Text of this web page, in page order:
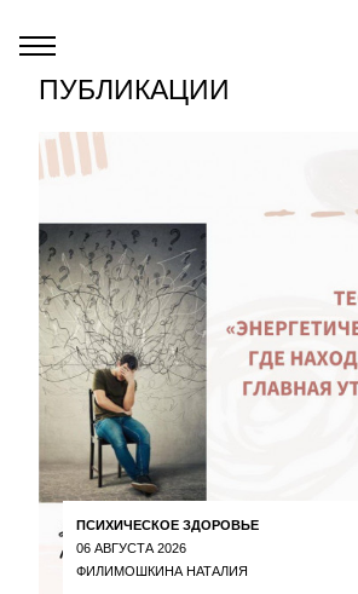
ПУБЛИКАЦИИ
ПСИХИЧЕСКОЕ ЗДОРОВЬЕ
06 АВГУСТА 2026
ФИЛИМОШКИНА НАТАЛИЯ